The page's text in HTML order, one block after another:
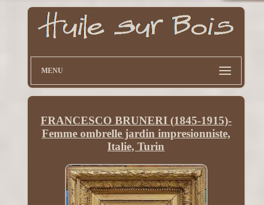
MENU
FRANCESCO BRUNERI (1845-1915)-
Femme ombrelle jardin impresionniste,
Italie, Turin